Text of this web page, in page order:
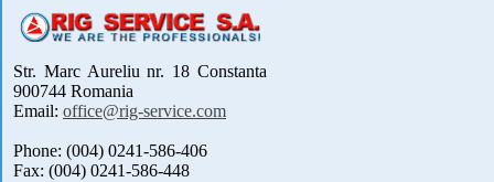
Str. Marc Aureliu nr. 18 Constanta
900744 Romania
Email: office@rig-service.com
Phone: (004) 0241-586-406
Fax: (004) 0241-586-448